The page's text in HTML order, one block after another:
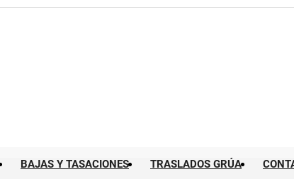
BAJAS Y TASACIONES TRASLADOS GRÚA